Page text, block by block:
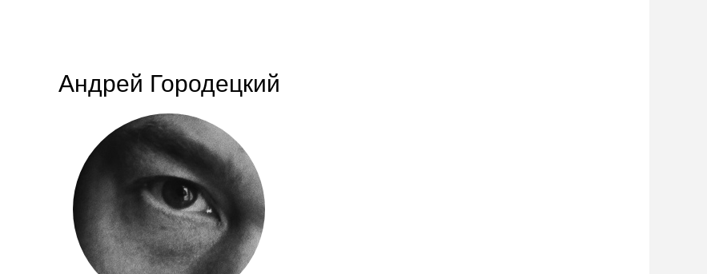
Андрей Городецкий